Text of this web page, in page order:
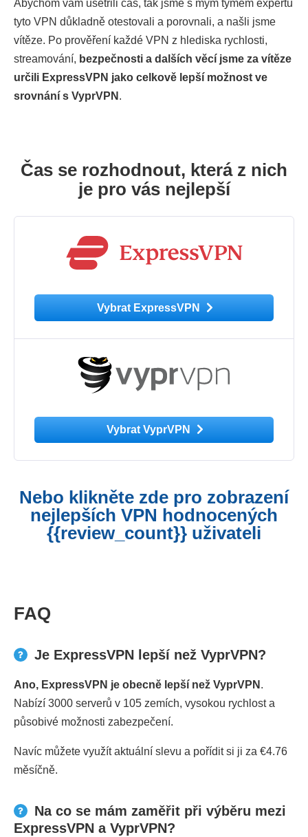
Abychom vám ušetřili čas, tak jsme s mým týmem expertů
tyto VPN důkladně otestovali a porovnali, a našli jsme
vítěze. Po prověření každé VPN z hlediska rychlosti,
streamování, bezpečnosti a dalších věcí jsme za vítěze
určili ExpressVPN jako celkově lepší možnost ve
srovnání s VyprVPN .
Čas se rozhodnout, která z nich
je pro vás nejlepší
Vybrat ExpressVPN
Vybrat VyprVPN
Nebo klikněte zde pro zobrazení
nejlepších VPN hodnocených
{{review_count}} uživateli
FAQ
Je ExpressVPN lepší než VyprVPN?
Ano, ExpressVPN je obecně lepší než VyprVPN .
Nabízí 3000 serverů v 105 zemích, vysokou rychlost a
působivé možnosti zabezpečení.
Navíc můžete využít aktuální slevu a pořídit si ji za €4.76
měsíčně.
Na co se mám zaměřit při výběru mezi
ExpressVPN a VyprVPN?